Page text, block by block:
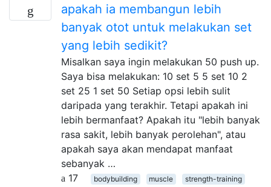
apakah ia membangun lebih
banyak otot untuk melakukan set
yang lebih sedikit?
Misalkan saya ingin melakukan 50 push up.
Saya bisa melakukan: 10 set 5 5 set 10 2
set 25 1 set 50 Setiap opsi lebih sulit
daripada yang terakhir. Tetapi apakah ini
lebih bermanfaat? Apakah itu "lebih banyak
rasa sakit, lebih banyak perolehan", atau
apakah saya akan mendapat manfaat
sebanyak …
17
bodybuilding muscle
strength-training